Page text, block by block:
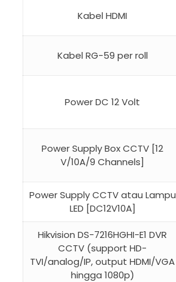
Kabel HDMI
Kabel RG-59 per roll
Power DC 12 Volt
Power Supply Box CCTV [12
V/10A/9 Channels]
Power Supply CCTV atau Lampu
LED [DC12V10A]
Hikvision DS-7216HGHI-E1 DVR
CCTV (support HD-
TVI/analog/IP, output HDMI/VGA
hingga 1080p)